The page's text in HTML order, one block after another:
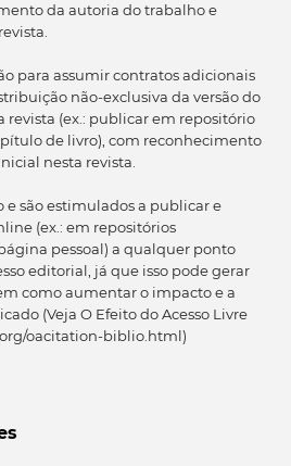
da autoria do trabalho e
para assumir contratos adicionais
não-exclusiva da versão do
(ex.: publicar em repositório
de livro), com reconhecimento
nesta revista.
e são estimulados a publicar e
(ex.: em repositórios
pessoal) a qualquer ponto
editorial, já que isso pode gerar
como aumentar o impacto e a
(Veja O Efeito do Acesso Livre
oacitation-biblio.html)